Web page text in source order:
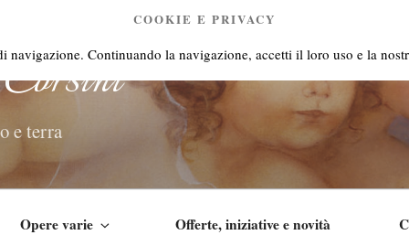
e terra
Opere varie Offerte, iniziative e novità
COOKIE E PRIVACY
Continuando la navigazione, accetti il loro uso e la